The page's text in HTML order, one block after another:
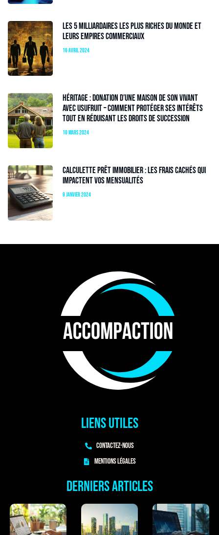
Les 5 milliardaires les plus riches du monde et
leurs empires commerciaux
16 avril 2024
Héritage : donation d’une maison de son vivant
avec usufruit – Comment protéger ses intérêts
tout en réduisant les droits de succession
10 mars 2024
Calculette prêt immobilier : les frais cachés qui
impactent vos mensualités
9 janvier 2024
Liens utiles
Contactez-nous
Mentions légales
Derniers articles